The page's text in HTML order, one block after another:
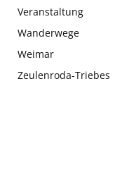
Veranstaltung
Wanderwege
Weimar
Zeulenroda-Triebes